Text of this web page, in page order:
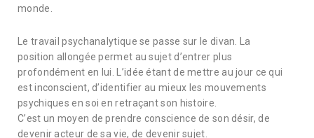
monde.
Le travail psychanalytique se passe sur le divan. La
position allongée permet au sujet d’entrer plus
profondément en lui. L’idée étant de mettre au jour ce qui
est inconscient, d’identifier au mieux les mouvements
psychiques en soi en retraçant son histoire.
C’est un moyen de prendre conscience de son désir, de
devenir acteur de sa vie, de devenir sujet.